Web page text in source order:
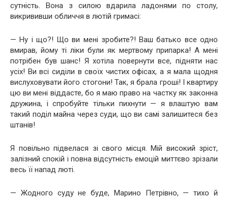
сутність. Вона з силою вдарила ладонями по столу,
викрививши обличчя в лютій гримасі:
— Ну і що?! Що ви мені зробите?! Ваш батько все одно
вмирав, йому ті ліки були як мертвому припарка! А мені
потрібен був шанс! Я хотіла повернути все, підняти нас
усіх! Ви всі сиділи в своїх чистих офісах, а я мала щодня
вислуховувати його стогони! Так, я брала гроші! І квартиру
цю ви мені віддасте, бо я маю право на частку як законна
дружина, і спробуйте тільки пихнути — я влаштую вам
такий поділ майна через суди, що ви самі залишитеся без
штанів!
Я повільно підвелася зі свого місця. Мій високий зріст,
залізний спокій і повна відсутність емоцій миттєво зрізали
весь її напад люті.
— Жодного суду не буде, Марино Петрівно, — тихо й